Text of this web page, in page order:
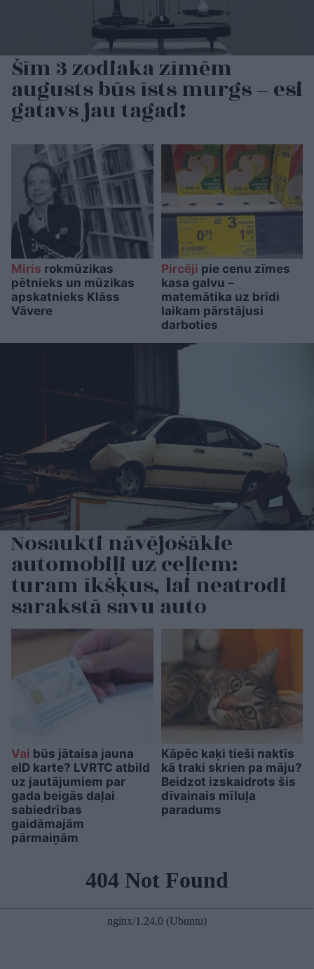
Šīm 3 zodiaka zīmēm
augusts būs īsts murgs – esi
gatavs jau tagad!
Miris rokmūzikas
pētnieks un mūzikas
apskatnieks Klāss
Vāvere
Pircēji pie cenu zīmes
kasa galvu –
matemātika uz brīdi
laikam pārstājusi
darboties
Nosaukti nāvējošākie
automobiļi uz ceļiem:
turam īkšķus, lai neatrodi
sarakstā savu auto
Vai būs jātaisa jauna
eID karte? LVRTC atbild
uz jautājumiem par
gada beigās daļai
sabiedrības
gaidāmajām
pārmaiņām
Kāpēc kaķi tieši naktīs
kā traki skrien pa māju?
Beidzot izskaidrots šis
dīvainais mīluļa
paradums